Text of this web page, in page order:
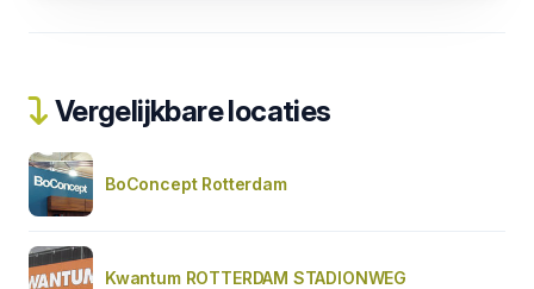
Vergelijkbare locaties
BoConcept Rotterdam
Kwantum ROTTERDAM STADIONWEG